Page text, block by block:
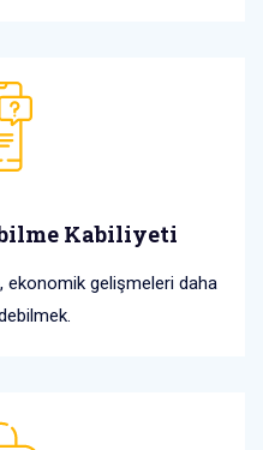
Kabiliyeti
ekonomik gelişmeleri daha